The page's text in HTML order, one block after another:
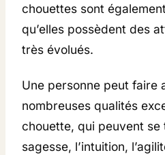
chouettes sont
qu’elles possèdent des
très évolués.
Une personne peut faire
nombreuses qualités
chouette, qui peuvent
sagesse, l’intuition,